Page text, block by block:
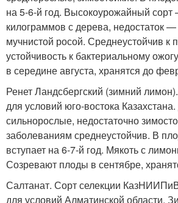
на 5-6-й год. Высокоурожайный
килограммов с дерева, недостаток
мучнистой росой. Среднеустойчив к
устойчивость к бактериальному
в середине августа, хранятся до
Ренет Ландсбергский (зимний
для условий юго-востока
сильнорослые, недостаточно
заболеваниям среднеустойчив. В
вступает на 6-7-й год. Мякоть с
Созревают плоды в сентябре,
Салтанат. Сорт селекции
для условий Алматинской области.